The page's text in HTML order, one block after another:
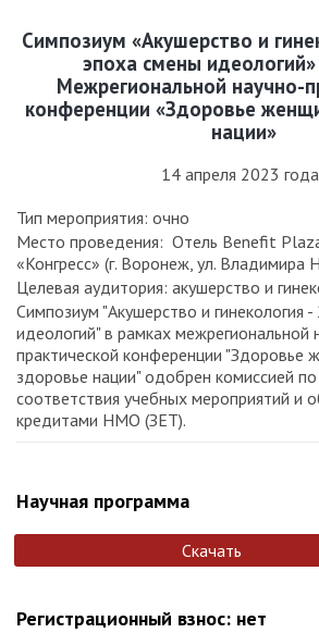
Симпозиум «Акушерство и
эпоха смены
Межрегиональной научно-
конференции «Здоровье
нации»
14 апреля 2023 года
Тип мероприятия: очно
Место проведения: Отель Benefit
«Конгресс» (г. Воронеж, ул. Владимира
Целевая аудитория: акушерство и
Симпозиум "Акушерство и гинекология
идеологий" в рамках межрегиональной
практической конференции "Здоровье
здоровье нации" одобрен комиссией
соответствия учебных мероприятий и
кредитами НМО (ЗЕТ).
Научная программа
Скачать
Регистрационный взнос: нет